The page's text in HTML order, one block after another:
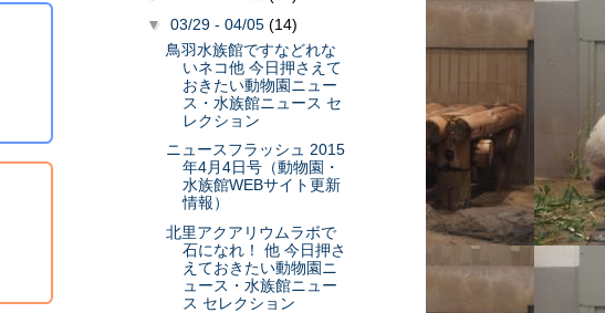
▼ 03/29 - 04/05 (14)
鳥羽水族館ですなどれな
いネコ他 今日押さえて
おきたい動物園ニュー
ス・水族館ニュース セ
レクション
ニュースフラッシュ 2015
年4月4日号（動物園・
水族館WEBサイト更新
情報）
北里アクアリウムラボで
石になれ！ 他 今日押さ
えておきたい動物園ニ
ュース・水族館ニュー
ス セレクション